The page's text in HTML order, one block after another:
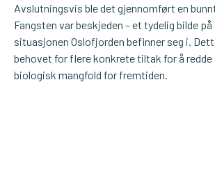
Avslutningsvis ble det gjennomført en
Fangsten var beskjeden – et tydelig bilde
situasjonen Oslofjorden befinner seg i.
behovet for flere konkrete tiltak for å
biologisk mangfold for fremtiden.